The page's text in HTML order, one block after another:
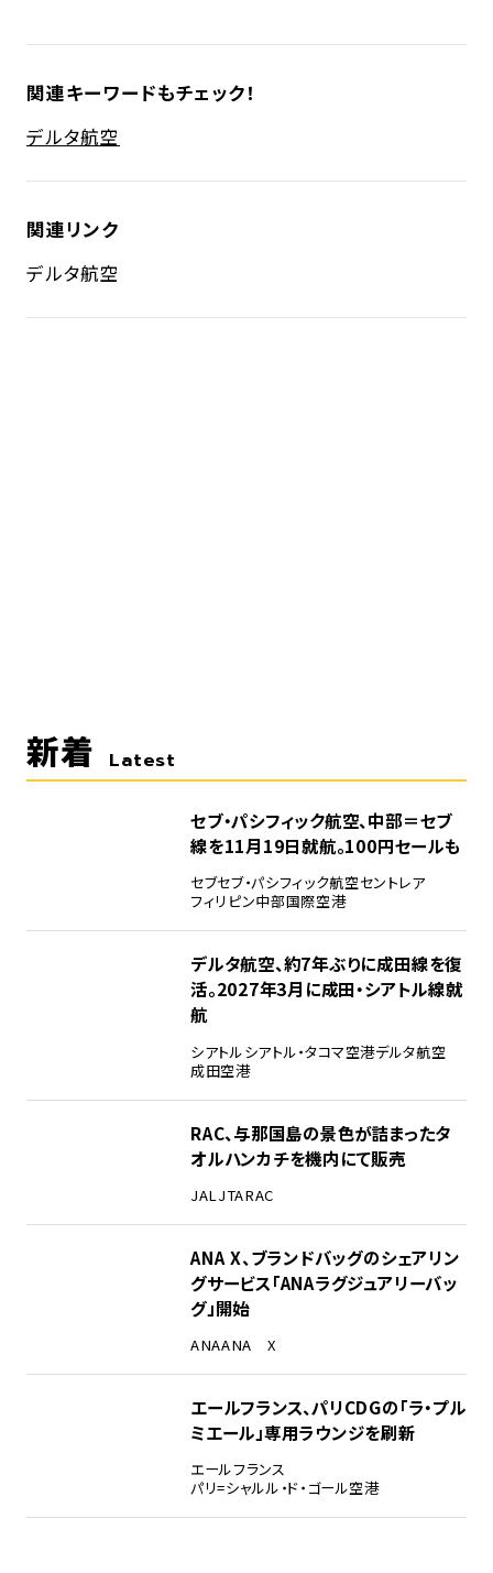
関連キーワードもチェック！
デルタ航空
関連リンク
デルタ航空
新着 Latest
セブ・パシフィック航空、中部＝セブ
線を11月19日就航。100円セールも
セブセブ・パシフィック航空セントレア
フィリピン中部国際空港
デルタ航空、約7年ぶりに成田線を復
活。2027年3月に成田・シアトル線就
航
シアトルシアトル・タコマ空港デルタ航空
成田空港
RAC、与那国島の景色が詰まったタ
オルハンカチを機内にて販売
JALJTARAC
ANA X、ブランドバッグのシェアリン
グサービス「ANAラグジュアリーバッ
グ」開始
ANAANA X
エールフランス、パリCDGの「ラ・プル
ミエール」専用ラウンジを刷新
エールフランス
パリ=シャルル・ド・ゴール空港